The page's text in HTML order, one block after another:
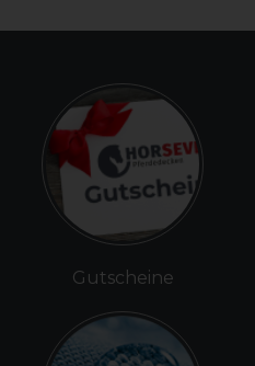
Gutscheine